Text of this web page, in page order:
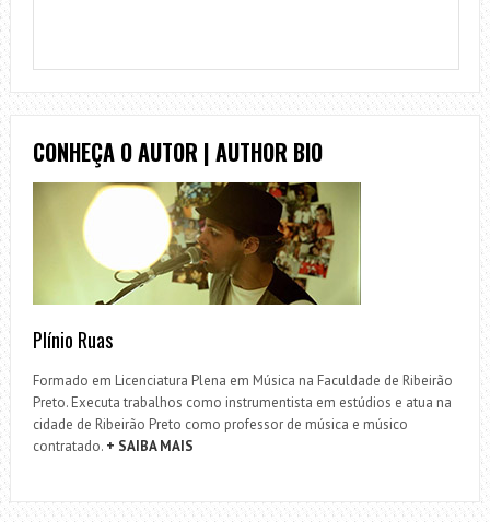
CONHEÇA O AUTOR | AUTHOR BIO
Plínio Ruas
Formado em Licenciatura Plena em Música na Faculdade de Ribeirão
Preto. Executa trabalhos como instrumentista em estúdios e atua na
cidade de Ribeirão Preto como professor de música e músico
contratado. + SAIBA MAIS